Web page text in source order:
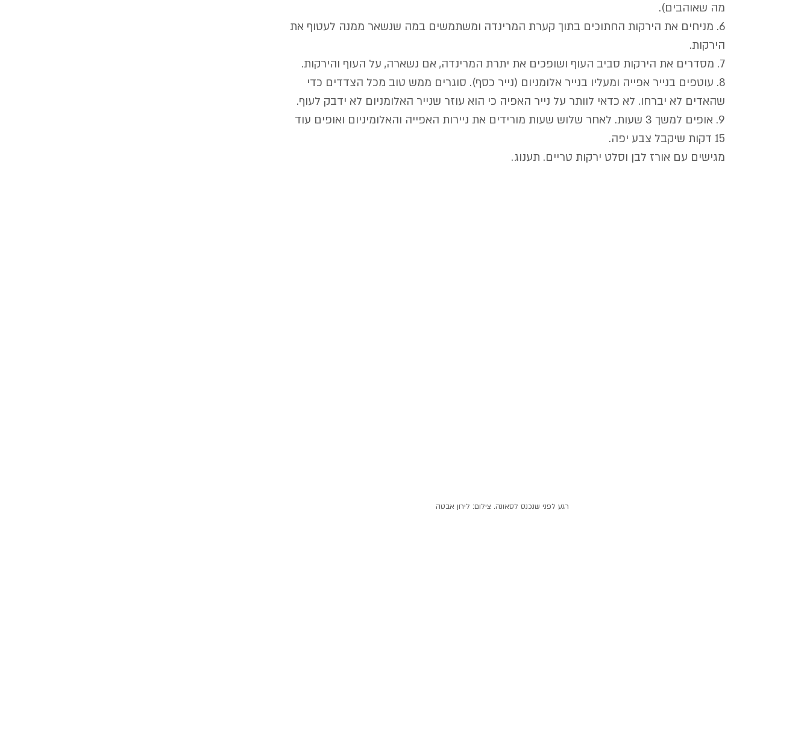
מה שאוהבים).
6. מניחים את הירקות החתוכים בתוך קערת המרינדה ומשתמשים במה שנשאר ממנה לעטוף את
הירקות.
7. מסדרים את הירקות סביב העוף ושופכים את יתרת המרינדה, אם נשארה, על העוף והירקות.
8. עוטפים בנייר אפייה ומעליו בנייר אלומניום (נייר כסף). סוגרים ממש טוב מכל הצדדים כדי
שהאדים לא יברחו. לא כדאי לוותר על נייר האפיה כי הוא עוזר שנייר האלומניום לא ידבק לעוף.
9. אופים למשך 3 שעות. לאחר שלוש שעות מורידים את ניירות האפייה והאלומיניום ואופים עוד
15 דקות שיקבל צבע יפה.
מגישים עם אורז לבן וסלט ירקות טריים. תענוג.
רגע לפני שנכנס לסאונה. צילום: לירון אבטה